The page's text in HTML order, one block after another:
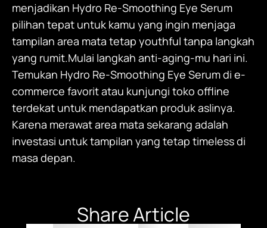
menjadikan Hydro Re-Smoothing Eye Serum
pilihan tepat untuk kamu yang ingin menjaga
tampilan area mata tetap youthful tanpa langkah
yang rumit.Mulai langkah anti-aging-mu hari ini.
Temukan Hydro Re-Smoothing Eye Serumdi e-
commerce favorit atau kunjungi toko offline
terdekat untuk mendapatkan produk aslinya.
Karena merawat area mata sekarang adalah
investasi untuk tampilan yang tetap timeless di
masa depan.
Share Article